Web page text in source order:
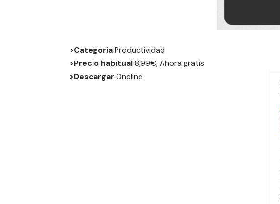
>CategoriaProductividad
>Precio habitual8,99€, Ahora gratis
>Descargar Oneline